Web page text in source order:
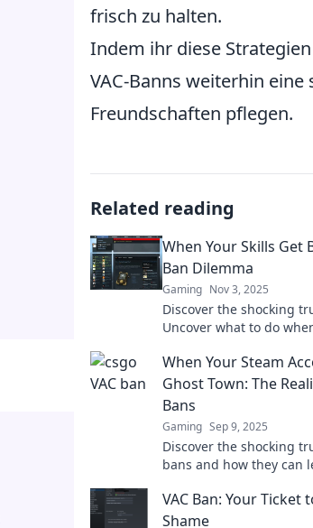
frisch zu halten.
Indem ihr diese
VAC-Banns weiterhin
Freundschaften pflegen.
Related reading
When Your Skills Get
Ban Dilemma
Gaming Nov 3, 2025
Discover the shocking
Uncover what to do
When Your Steam
Ghost Town: The
Bans
Gaming Sep 9, 2025
Discover the shocking
bans and how they can
dreams fade away!
VAC Ban: Your Ticket
Shame